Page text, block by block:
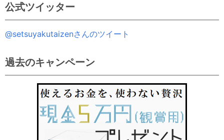
公式ツイッター
@setsuyakutaizenさんのツイート
過去のキャンペーン